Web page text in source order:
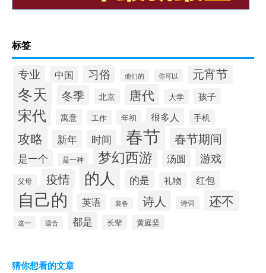
标签
专业 中国 习俗 他们的 你可以 元宵节
冬天 冬季 北京 唐代 大学 孩子
宋代 寓意 工作 年初 很多人 手机
攻略 新年 时间 春节 春节期间
是一个 是一种 梦幻西游 汤圆 游戏
父母 疫情 的人 的是 礼物 红包
自己的 英语 装备 诗人 诗词 还不
这一 适合 都是 长辈 黄庭坚
猜你想看的文章